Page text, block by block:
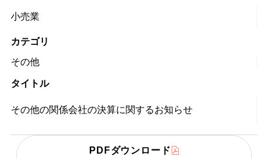
小売業
カテゴリ
その他
タイトル
その他の関係会社の決算に関するお知らせ
PDFダウンロード